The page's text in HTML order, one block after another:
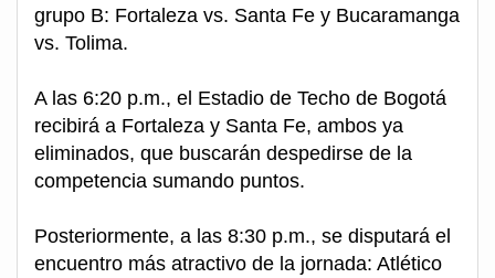
grupo B: Fortaleza vs. Santa Fe y Bucaramanga
vs. Tolima.
A las 6:20 p.m., el Estadio de Techo de Bogotá
recibirá a Fortaleza y Santa Fe, ambos ya
eliminados, que buscarán despedirse de la
competencia sumando puntos.
Posteriormente, a las 8:30 p.m., se disputará el
encuentro más atractivo de la jornada: Atlético